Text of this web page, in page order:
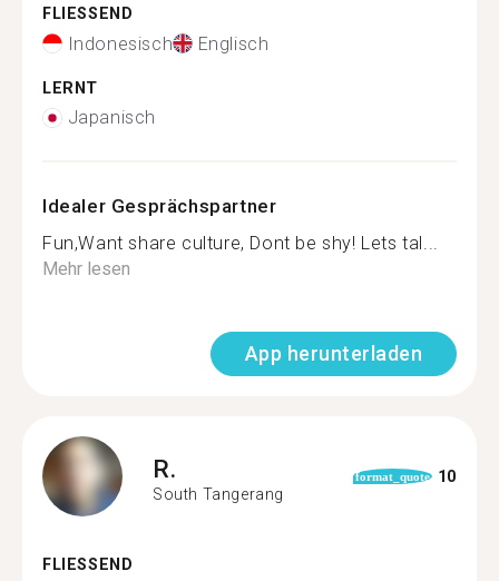
FLIESSEND
Indonesisch Englisch
LERNT
Japanisch
Idealer Gesprächspartner
Fun,Want share culture, Dont be shy! Lets tal...
Mehr lesen
App herunterladen
R.
South Tangerang
format_quote 10
FLIESSEND